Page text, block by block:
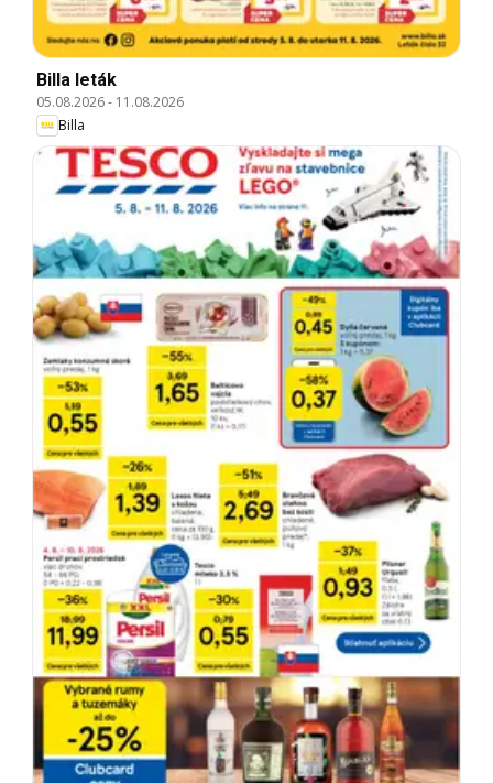
Billa leták
05.08.2026- 11.08.2026
Billa